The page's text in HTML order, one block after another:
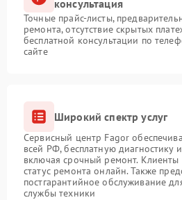
консультация
Точные прайс-листы,
ремонта, отсутствие скрытых
бесплатной консультации по
сайте
Широкий спектр услуг
Сервисный центр Fagor
всей РФ, бесплатную диагностику
включая срочный ремонт. Клиенты
статус ремонта онлайн. Также
постгарантийное обслуживание
службы техники